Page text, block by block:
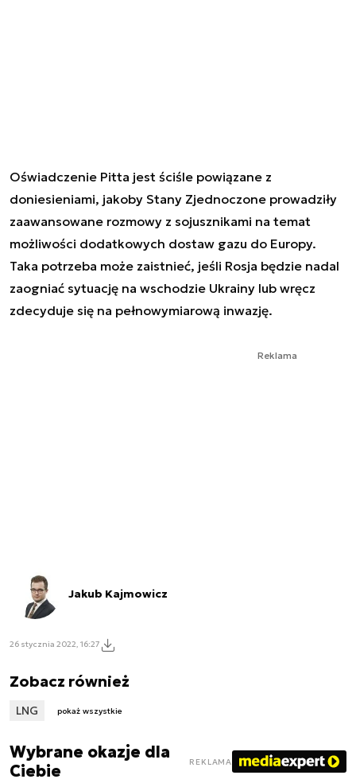
Oświadczenie Pitta jest ściśle powiązane z
doniesieniami, jakoby Stany Zjednoczone prowadziły
zaawansowane rozmowy z sojusznikami na temat
możliwości dodatkowych dostaw gazu do Europy.
Taka potrzeba może zaistnieć, jeśli Rosja będzie nadal
zaogniać sytuację na wschodzie Ukrainy lub wręcz
zdecyduje się na pełnowymiarową inwazję.
Reklama
Jakub Kajmowicz
26 stycznia 2022, 16:27
Zobacz również
LNG pokaż wszystkie
Wybrane okazje dla
Ciebie
REKLAMA